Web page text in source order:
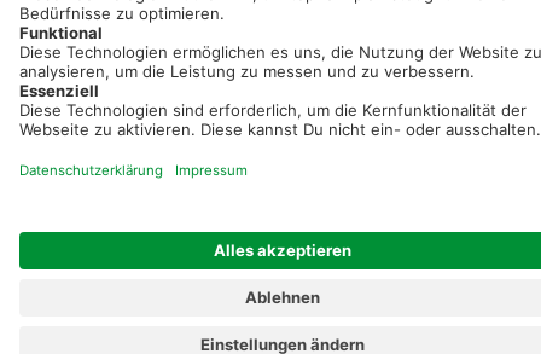
einfach und bequem!
Kostenlos registrieren & sofort starten
Impressum Kontakt & Hilfe